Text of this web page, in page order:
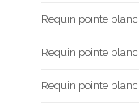
Requin pointe
Requin pointe
Requin pointe